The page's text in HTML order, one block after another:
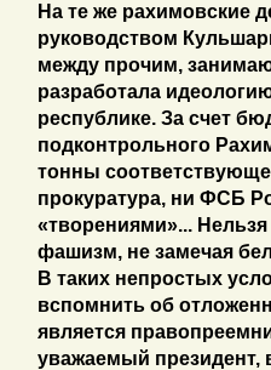
На те же рахимовские
руководством
между прочим,
разработала
республике. За счет
подконтрольного
тонны
прокуратура, ни ФСБ
«творениями»...
фашизм, не замечая
В таких непростых
вспомнить об
является
уважаемый президент,